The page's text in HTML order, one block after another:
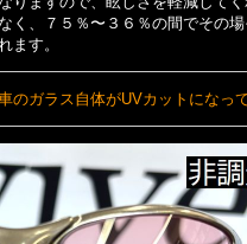
く、７５％〜３６％の間でその
ます。
ガラス自体がUVカットになっ